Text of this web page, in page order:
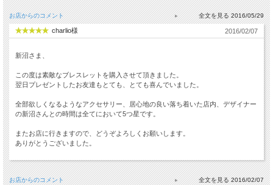
お店からのコメント 2016/05/29
charlio様 2016/02/07
新沼さま、
この度は素敵なブレスレットを購入させて頂きました。
翌日プレゼントしたお友達もとても、とても喜んでいました。
全部欲しくなるようなアクセサリー、居心地の良い落ち着いた店内、デザイナー
の新沼さんとの時間は全てにおいて5つ星です。
またお店に行きますので、どうぞよろしくお願いします。
ありがとうございました。
お店からのコメント 2016/02/07